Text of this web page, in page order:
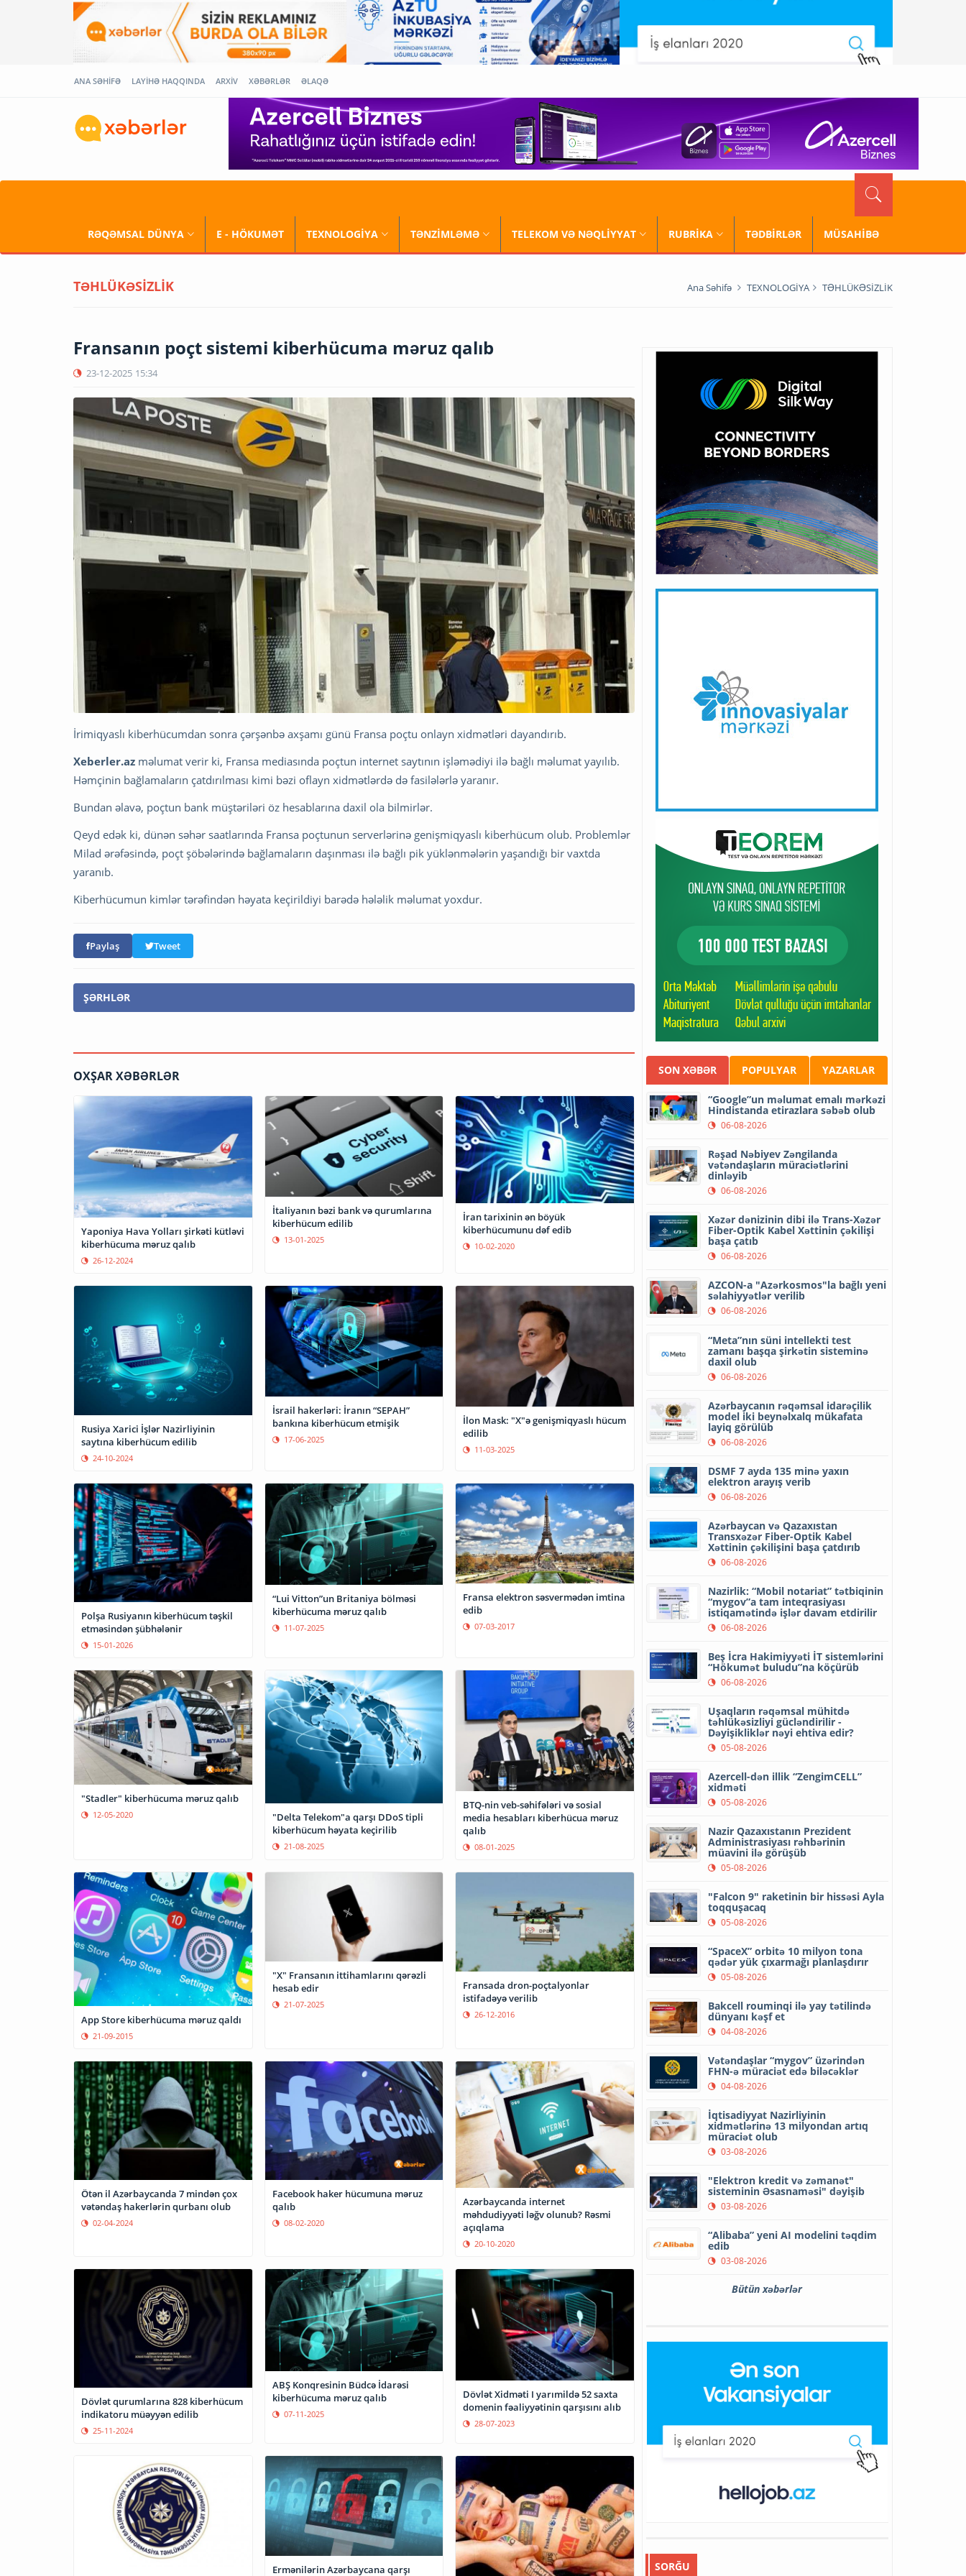
ANA SƏHİFƏ LAYİHƏ HAQQINDA ARXİV XƏBƏRLƏR ƏLAQƏ
RƏQƏMSAL DÜNYA E - HÖKUMƏT TEXNOLOGİYA TƏNZİMLƏMƏ TELEKOM VƏ NƏQLİYYAT RUBRİKA TƏDBİRLƏR MÜSAHİBƏ
TƏHLÜKƏSİZLİK Ana Səhifə TEXNOLOGİYA TƏHLÜKƏSİZLİK
Fransanın poçt sistemi kiberhücuma məruz qalıb
23-12-2025 15:34
İrimiqyaslı kiberhücumdan sonra çərşənbə axşamı günü Fransa poçtu onlayn xidmətləri dayandırıb.
Xeberler.az məlumat verir ki, Fransa mediasında poçtun internet saytının işləmədiyi ilə bağlı məlumat yayılıb.
Həmçinin bağlamaların çatdırılması kimi bəzi oflayn xidmətlərdə də fasilələrlə yaranır.
Bundan əlavə, poçtun bank müştəriləri öz hesablarına daxil ola bilmirlər.
Qeyd edək ki, dünən səhər saatlarında Fransa poçtunun serverlərinə genişmiqyaslı kiberhücum olub. Problemlər
Milad ərəfəsində, poçt şöbələrində bağlamaların daşınması ilə bağlı pik yüklənmələrin yaşandığı bir vaxtda
yaranıb.
Kiberhücumun kimlər tərəfindən həyata keçirildiyi barədə hələlik məlumat yoxdur.
Paylaş Tweet
ŞƏRHLƏR
OXŞAR XƏBƏRLƏR
Yaponiya Hava Yolları şirkəti kütləvi
kiberhücuma məruz qalıb
26-12-2024
İtaliyanın bəzi bank və qurumlarına
kiberhücum edilib
13-01-2025
İran tarixinin ən böyük
kiberhücumunu dəf edib
10-02-2020
Rusiya Xarici İşlər Nazirliyinin
saytına kiberhücum edilib
24-10-2024
İsrail hakerləri: İranın “SEPAH”
bankına kiberhücum etmişik
17-06-2025
İlon Mask: "X"ə genişmiqyaslı hücum
edilib
11-03-2025
Polşa Rusiyanın kiberhücum təşkil
etməsindən şübhələnir
15-01-2026
“Lui Vitton”un Britaniya bölməsi
kiberhücuma məruz qalıb
11-07-2025
Fransa elektron səsvermədən imtina
edib
07-03-2017
"Stadler" kiberhücuma məruz qalıb
12-05-2020
"Delta Telekom"a qarşı DDoS tipli
kiberhücum həyata keçirilib
21-08-2025
BTQ-nin veb-səhifələri və sosial
media hesabları kiberhücua məruz
qalıb
08-01-2025
App Store kiberhücuma məruz qaldı
21-09-2015
"X" Fransanın ittihamlarını qərəzli
hesab edir
21-07-2025
Fransada dron-poçtalyonlar
istifadəyə verilib
26-12-2016
Ötən il Azərbaycanda 7 mindən çox
vətəndaş hakerlərin qurbanı olub
02-04-2024
Facebook haker hücumuna məruz
qalıb
08-02-2020
Azərbaycanda internet
məhdudiyyəti ləğv olunub? Rəsmi
açıqlama
20-10-2020
Dövlət qurumlarına 828 kiberhücum
indikatoru müəyyən edilib
25-11-2024
ABŞ Konqresinin Büdcə İdarəsi
kiberhücuma məruz qalıb
07-11-2025
Dövlət Xidməti I yarımildə 52 saxta
domenin fəaliyyətinin qarşısını alıb
28-07-2023
Ermənilərin Azərbaycana qarşı
SON XƏBƏR POPULYAR YAZARLAR
“Google”un məlumat emalı mərkəzi
Hindistanda etirazlara səbəb olub
06-08-2026
Rəşad Nəbiyev Zəngilanda
vətəndaşların müraciətlərini
dinləyib
06-08-2026
Xəzər dənizinin dibi ilə Trans-Xəzər
Fiber-Optik Kabel Xəttinin çəkilişi
başa çatıb
06-08-2026
AZCON-a "Azərkosmos"la bağlı yeni
səlahiyyətlər verilib
06-08-2026
“Meta”nın süni intellekti test
zamanı başqa şirkətin sisteminə
daxil olub
06-08-2026
Azərbaycanın rəqəmsal idarəçilik
model iki beynəlxalq mükafata
layiq görülüb
06-08-2026
DSMF 7 ayda 135 minə yaxın
elektron arayış verib
06-08-2026
Azərbaycan və Qazaxıstan
Transxəzər Fiber-Optik Kabel
Xəttinin çəkilişini başa çatdırıb
06-08-2026
Nazirlik: “Mobil notariat” tətbiqinin
“mygov”a tam inteqrasiyası
istiqamətində işlər davam etdirilir
06-08-2026
Beş İcra Hakimiyyəti İT sistemlərini
“Hökumət buludu”na köçürüb
06-08-2026
Uşaqların rəqəmsal mühitdə
təhlükəsizliyi gücləndirilir -
Dəyişikliklər nəyi ehtiva edir?
05-08-2026
Azercell-dən illik “ZengimCELL”
xidməti
05-08-2026
Nazir Qazaxıstanın Prezident
Administrasiyası rəhbərinin
müavini ilə görüşüb
05-08-2026
"Falcon 9" raketinin bir hissəsi Ayla
toqquşacaq
05-08-2026
“SpaceX” orbitə 10 milyon tona
qədər yük çıxarmağı planlaşdırır
05-08-2026
Bakcell rouminqi ilə yay tətilində
dünyanı kəşf et
04-08-2026
Vətəndaşlar “mygov” üzərindən
FHN-ə müraciət edə biləcəklər
04-08-2026
İqtisadiyyat Nazirliyinin
xidmətlərinə 13 milyondan artıq
müraciət olub
03-08-2026
"Elektron kredit və zəmanət"
sisteminin Əsasnaməsi" dəyişib
03-08-2026
“Alibaba” yeni AI modelini təqdim
edib
03-08-2026
Bütün xəbərlər
SORĞU